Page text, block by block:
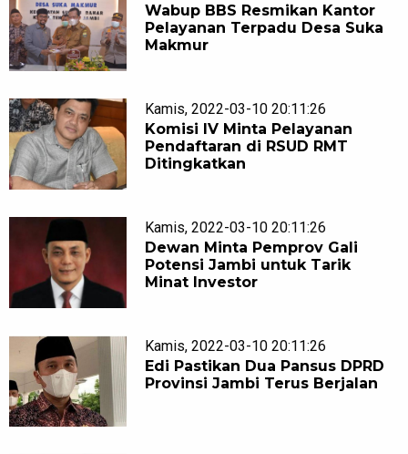
Wabup BBS Resmikan Kantor
Pelayanan Terpadu Desa Suka
Makmur
Kamis, 2022-03-10 20:11:26
Komisi lV Minta Pelayanan
Pendaftaran di RSUD RMT
Ditingkatkan
Kamis, 2022-03-10 20:11:26
Dewan Minta Pemprov Gali
Potensi Jambi untuk Tarik
Minat Investor
Kamis, 2022-03-10 20:11:26
Edi Pastikan Dua Pansus DPRD
Provinsi Jambi Terus Berjalan